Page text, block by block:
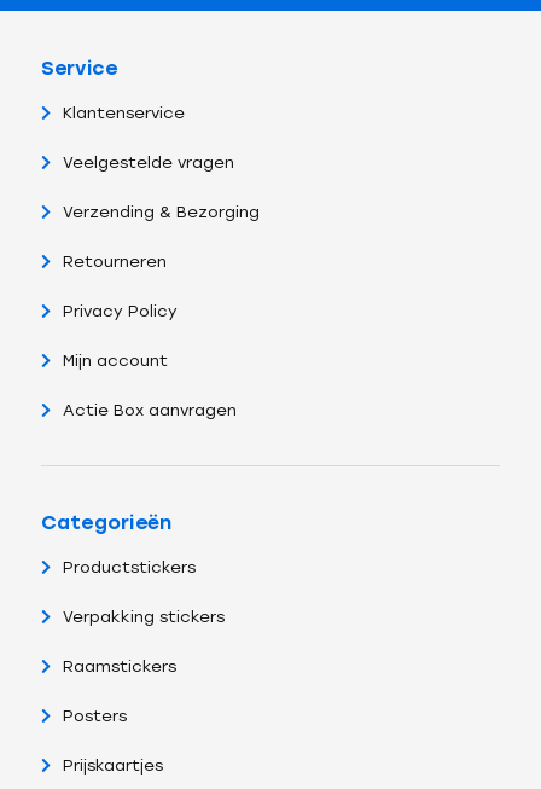
Service
Klantenservice
Veelgestelde vragen
Verzending & Bezorging
Retourneren
Privacy Policy
Mijn account
Actie Box aanvragen
Categorieën
Productstickers
Verpakking stickers
Raamstickers
Posters
Prijskaartjes